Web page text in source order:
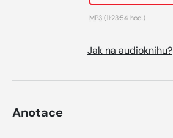
MP3 (11:23:54 hod.)
Jak na audioknihu?
Anotace